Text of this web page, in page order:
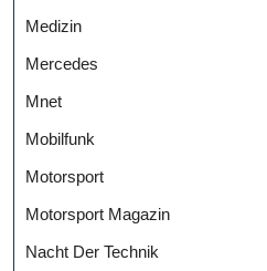
Medizin
Mercedes
Mnet
Mobilfunk
Motorsport
Motorsport Magazin
Nacht Der Technik